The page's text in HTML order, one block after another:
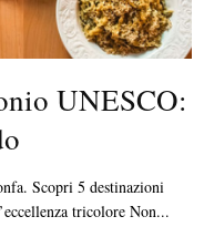
UNESCO:
Scopri 5 destinazioni
tricolore Non...